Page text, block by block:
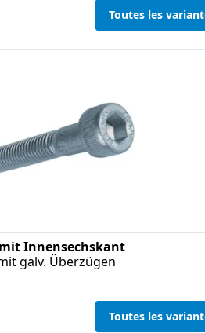
Toutes les
Innensechskant
galv. Überzügen
Toutes les